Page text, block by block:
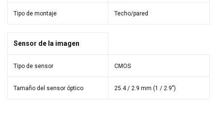
Tipo de montaje Techo/pared
Sensor de la imagen
Tipo de sensor CMOS
Tamaño del sensor óptico 25.4 / 2.9 mm (1 / 2.9")